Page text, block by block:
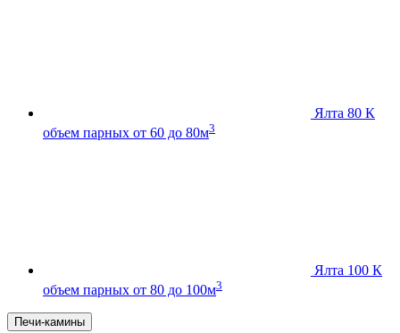
Ялта 80 К
объем парных от 60 до 80м3
Ялта 100 К
объем парных от 80 до 100м3
Печи-камины